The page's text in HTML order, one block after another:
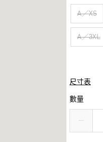
A／XS
A／3XL
尺寸表
數量